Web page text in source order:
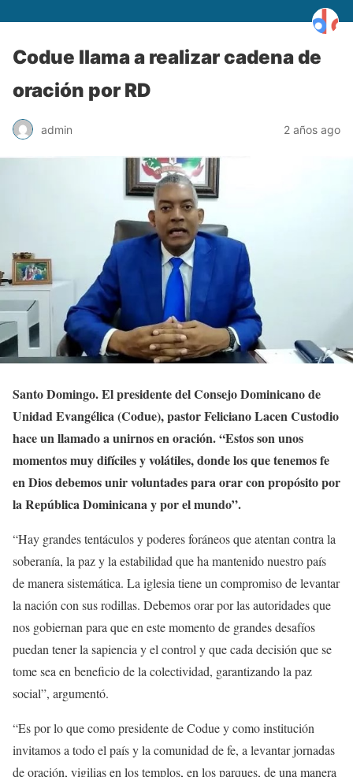
Codue llama a realizar cadena de
oración por RD
admin 2 años ago
Santo Domingo. El presidente del Consejo Dominicano de
Unidad Evangélica (Codue), pastor Feliciano Lacen Custodio
hace un llamado a unirnos en oración. “Estos son unos
momentos muy difíciles y volátiles, donde los que tenemos fe
en Dios debemos unir voluntades para orar con propósito por
la República Dominicana y por el mundo”.
“Hay grandes tentáculos y poderes foráneos que atentan contra la
soberanía, la paz y la estabilidad que ha mantenido nuestro país
de manera sistemática. La iglesia tiene un compromiso de levantar
la nación con sus rodillas. Debemos orar por las autoridades que
nos gobiernan para que en este momento de grandes desafíos
puedan tener la sapiencia y el control y que cada decisión que se
tome sea en beneficio de la colectividad, garantizando la paz
social”, argumentó.
“Es por lo que como presidente de Codue y como institución
invitamos a todo el país y la comunidad de fe, a levantar jornadas
de oración, vigilias en los templos, en los parques, de una manera